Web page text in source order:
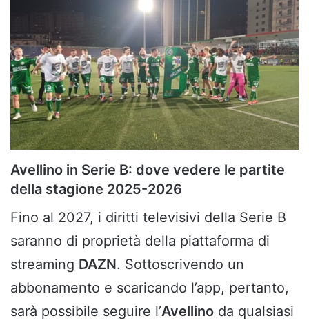
Avellino in Serie B: dove vedere le partite
della stagione 2025-2026
Fino al 2027, i diritti televisivi della Serie B
saranno di proprietà della piattaforma di
streaming DAZN. Sottoscrivendo un
abbonamento e scaricando l’app, pertanto,
sarà possibile seguire l’Avellino da qualsiasi